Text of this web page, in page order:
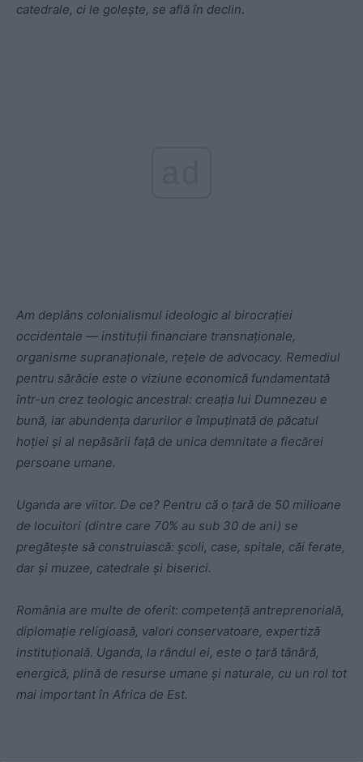
catedrale, ci le golește, se află în declin.
Am deplâns colonialismul ideologic al birocrației
occidentale — instituții financiare transnaționale,
organisme supranaționale, rețele de advocacy. Remediul
pentru sărăcie este o viziune economică fundamentată
într-un crez teologic ancestral: creația lui Dumnezeu e
bună, iar abundența darurilor e împuținată de păcatul
hoției și al nepăsării față de unica demnitate a fiecărei
persoane umane.
Uganda are viitor. De ce? Pentru că o țară de 50 milioane
de locuitori (dintre care 70% au sub 30 de ani) se
pregătește să construiască: școli, case, spitale, căi ferate,
dar și muzee, catedrale și biserici.
România are multe de oferit: competență antreprenorială,
diplomație religioasă, valori conservatoare, expertiză
instituțională. Uganda, la rândul ei, este o țară tânără,
energică, plină de resurse umane și naturale, cu un rol tot
mai important în Africa de Est.